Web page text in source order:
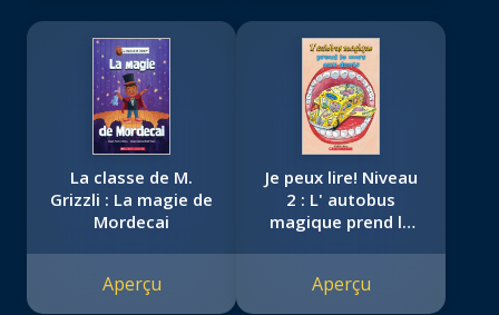
La classe de M.
Grizzli : La magie de
Mordecai
Aperçu
Je peux lire! Niveau
2 : L' autobus
magique prend le
Aperçu